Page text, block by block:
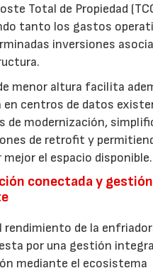
Total de Propiedad
tanto los gastos
inversiones
menor altura facilita
en centros de datos
de modernización,
de retrofit y
mejor el espacio disponible.
conectada y gestión
rendimiento de la
por una gestión
mediante el ecosistema